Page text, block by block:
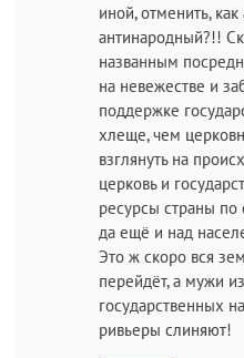
иной, отменить,
антинародный?!!
названным
на невежестве и
поддержке
хлеще, чем
взглянуть на
церковь и
ресурсы страны
да ещё и над
Это ж скоро вся
перейдёт, а мужи
государственных
ривьеры слиняют!